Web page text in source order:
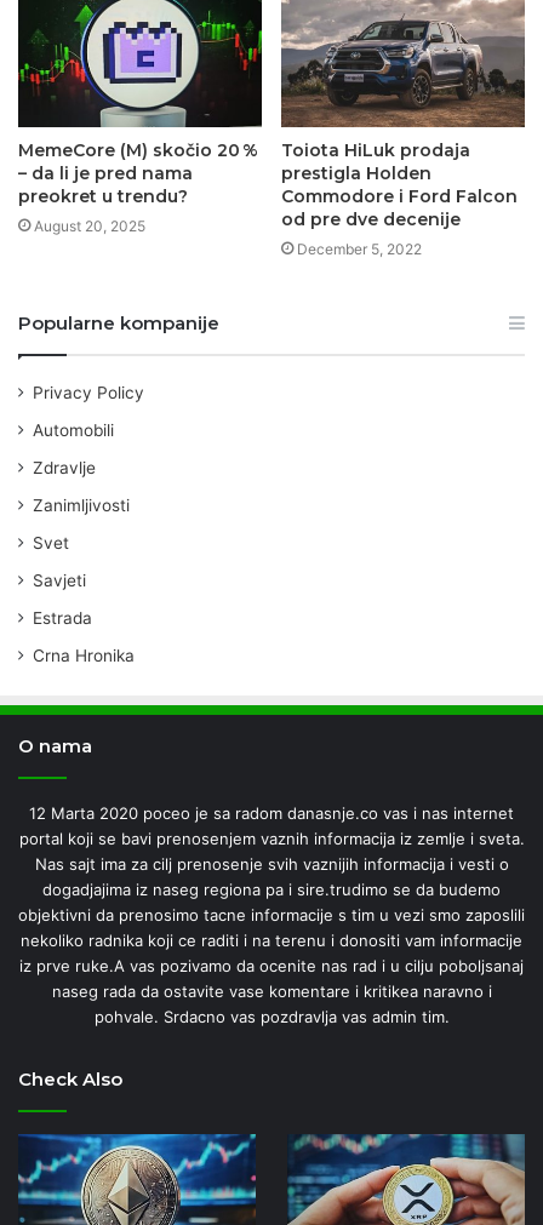
MemeCore (M) skočio 20 %
– da li je pred nama
preokret u trendu?
August 20, 2025
Toiota HiLuk prodaja
prestigla Holden
Commodore i Ford Falcon
od pre dve decenije
December 5, 2022
Popularne kompanije
Privacy Policy
Automobili
Zdravlje
Zanimljivosti
Svet
Savjeti
Estrada
Crna Hronika
O nama
12 Marta 2020 poceo je sa radom danasnje.co vas i nas internet
portal koji se bavi prenosenjem vaznih informacija iz zemlje i sveta.
Nas sajt ima za cilj prenosenje svih vaznijih informacija i vesti o
dogadjajima iz naseg regiona pa i sire.trudimo se da budemo
objektivni da prenosimo tacne informacije s tim u vezi smo zaposlili
nekoliko radnika koji ce raditi i na terenu i donositi vam informacije
iz prve ruke.A vas pozivamo da ocenite nas rad i u cilju poboljsanaj
naseg rada da ostavite vase komentare i kritikea naravno i
pohvale. Srdacno vas pozdravlja vas admin tim.
Check Also